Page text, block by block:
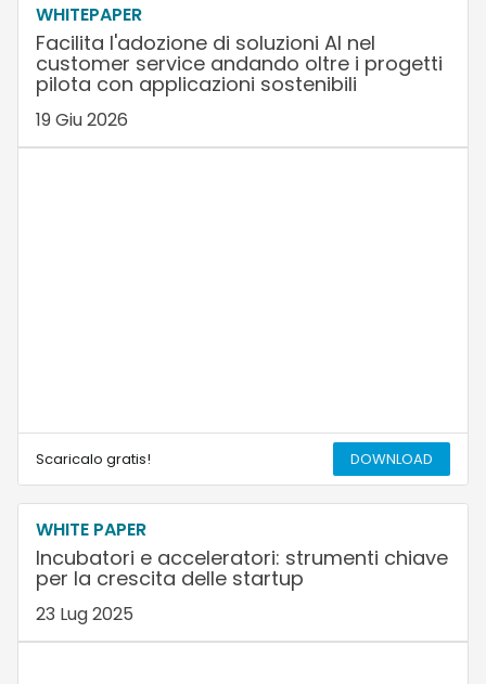
WHITEPAPER
Facilita l'adozione di soluzioni AI nel
customer service andando oltre i progetti
pilota con applicazioni sostenibili
19 Giu 2026
Scaricalo gratis! DOWNLOAD
WHITE PAPER
Incubatori e acceleratori: strumenti chiave
per la crescita delle startup
23 Lug 2025